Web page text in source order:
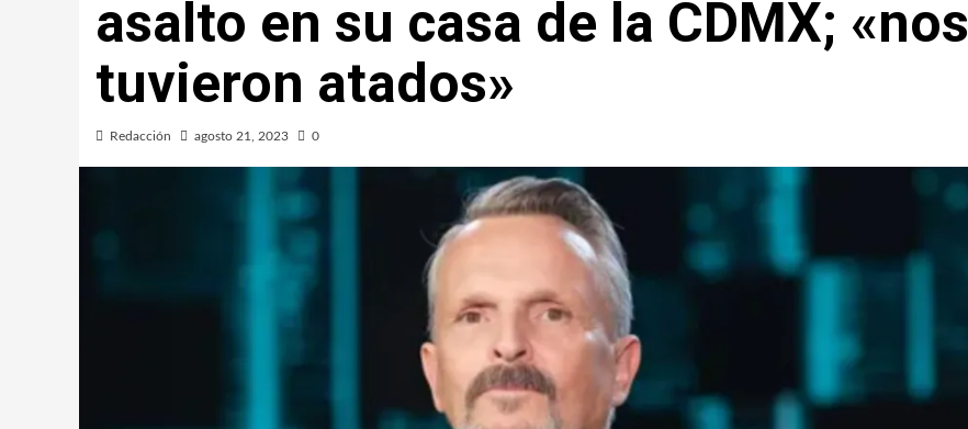
asalto en su casa de la CDMX; «nos
tuvieron atados»
Redacción agosto 21, 2023 0